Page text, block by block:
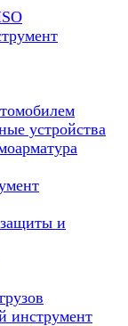
устройства
и
инструмент